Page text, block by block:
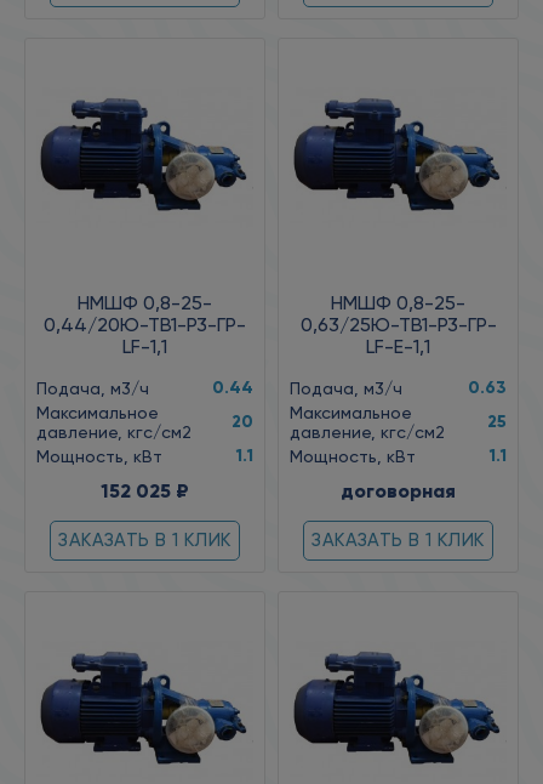
НМШФ 0,8-25-
0,44/20Ю-ТВ1-Р3-ГР-
LF-1,1
Подача, м3/ч 0.44
Максимальное
давление, кгс/см2
20
Мощность, кВт 1.1
152 025 ₽
ЗАКАЗАТЬ В 1 КЛИК
НМШФ 0,8-25-
0,63/25Ю-ТВ1-Р3-ГР-
LF-Е-1,1
Подача, м3/ч 0.63
Максимальное
давление, кгс/см2
25
Мощность, кВт 1.1
договорная
ЗАКАЗАТЬ В 1 КЛИК